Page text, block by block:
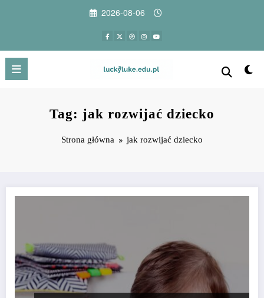
2026-08-06
Tag: jak rozwijać dziecko
Strona główna jak rozwijać dziecko